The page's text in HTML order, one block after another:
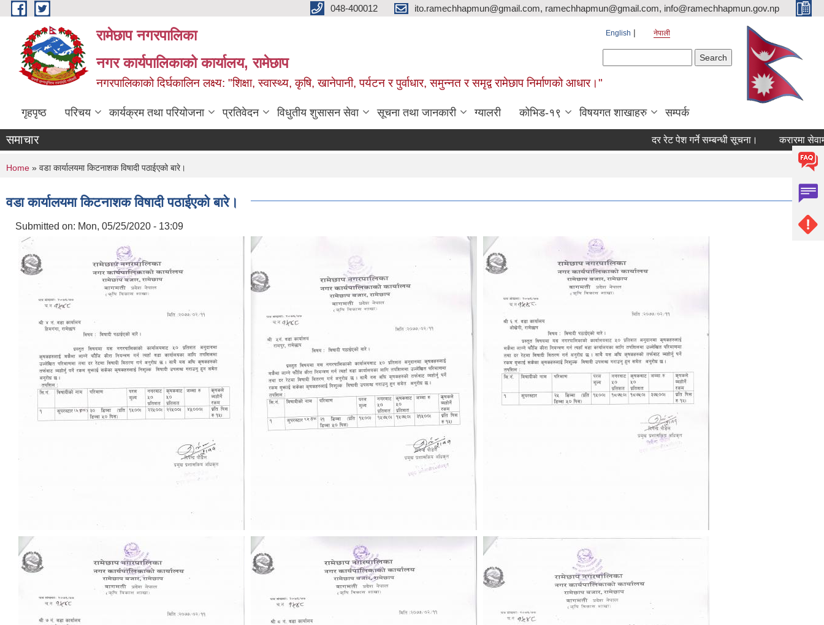
Skip to main content 048-400012 ito.ramechhapmun@gmail.com, ramechhapmun@gmail.com, info@ramechhapmun.gov.np
रामेछाप नगरपालिका
नगर कार्यपालिकाको कार्यालय, रामेछाप
नगरपालिकाको दिर्घकालिन लक्ष्य: "शिक्षा, स्वास्थ्य, कृषि, खानेपानी, पर्यटन र पुर्वाधार, समुन्नत र समृद्व रामेछाप निर्माणको आधार।"
English नेपाली
गृहपृष्ठ परिचय कार्यक्रम तथा परियोजना प्रतिवेदन विधुतीय शुसासन सेवा सूचना तथा जानकारी ग्यालरी कोभिड-१९ विषयगत शाखाहरु सम्पर्क
समाचार दर रेट पेश गर्ने सम्बन्धी सूचना। करारमा सेवामा
You are here
Home » वडा कार्यालयमा किटनाशक विषादी पठाईएको बारे।
वडा कार्यालयमा किटनाशक विषादी पठाईएको बारे।
Submitted on: Mon, 05/25/2020 - 13:09